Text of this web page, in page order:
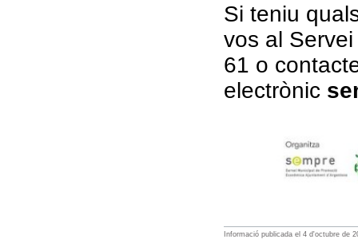
Si teniu
vos al
61 o
electrònic
Informació publicada el 4 d'octubre de